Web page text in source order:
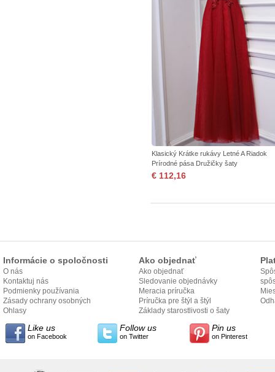
Klasický Krátke rukávy Letné A Riadok
Prírodné pása Družičky šaty
€ 112,16
Informácie o spoločnosti
O nás
Kontaktuj nás
Podmienky používania
Zásady ochrany osobných
údajov
Ohlasy
Ako objednať
Ako objednať
Sledovanie objednávky
Meracia príručka
Príručka pre štýl a štýl
Základy starostlivosti o šaty
Like us
on Facebook
Follow us
on Twitter
Pin us
on Pinterest